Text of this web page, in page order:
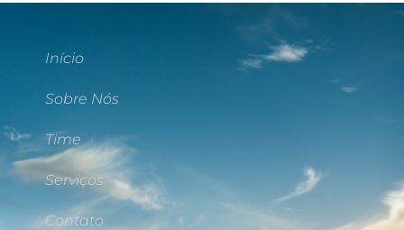
Início
Sobre Nós
Time
Serviços
Contato